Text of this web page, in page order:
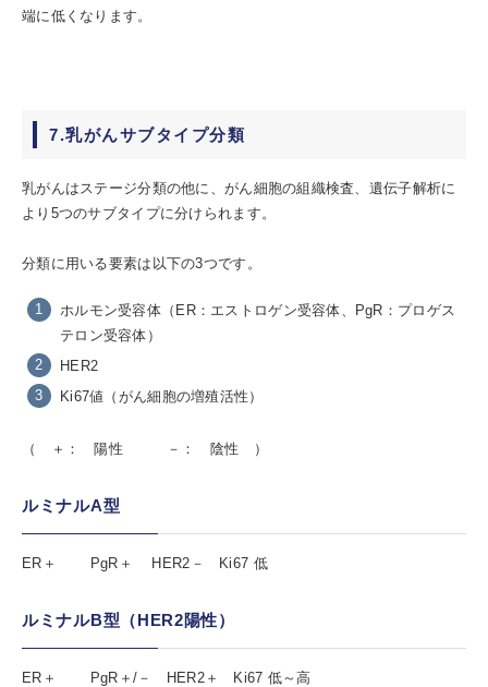
端に低くなります。
7.乳がんサブタイプ分類
乳がんはステージ分類の他に、がん細胞の組織検査、遺伝子解析に
より5つのサブタイプに分けられます。
分類に用いる要素は以下の3つです。
ホルモン受容体（ER：エストロゲン受容体、PgR：プロゲス
テロン受容体）
HER2
Ki67値（がん細胞の増殖活性）
（ ＋： 陽性 －： 陰性 ）
ルミナルA型
ER ＋ PgR ＋ HER2－ Ki67 低
ルミナルB型（HER2陽性）
ER ＋ PgR ＋ /－ HER2＋ Ki67 低～高